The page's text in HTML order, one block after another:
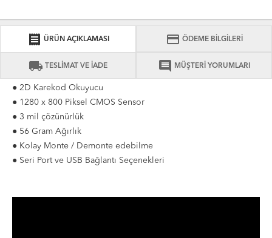
receipt ÜRÜN AÇIKLAMASI credit_card ÖDEME BİLGİLERİ
local_shipping TESLİMAT VE İADE comment MÜŞTERİ YORUMLARI
● 2D Karekod Okuyucu
● 1280 x 800 Piksel CMOS Sensor
● 3 mil çözünürlük
● 56 Gram Ağırlık
● Kolay Monte / Demonte edebilme
● Seri Port ve USB Bağlantı Seçenekleri